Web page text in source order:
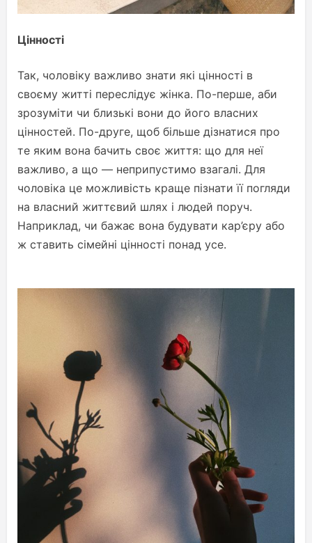
Цінності
Так, чоловіку важливо знати які цінності в
своєму житті переслідує жінка. По-перше, аби
зрозуміти чи близькі вони до його власних
цінностей. По-друге, щоб більше дізнатися про
те яким вона бачить своє життя: що для неї
важливо, а що — неприпустимо взагалі. Для
чоловіка це можливість краще пізнати її погляди
на власний життєвий шлях і людей поруч.
Наприклад, чи бажає вона будувати кар’єру або
ж ставить сімейні цінності понад усе.